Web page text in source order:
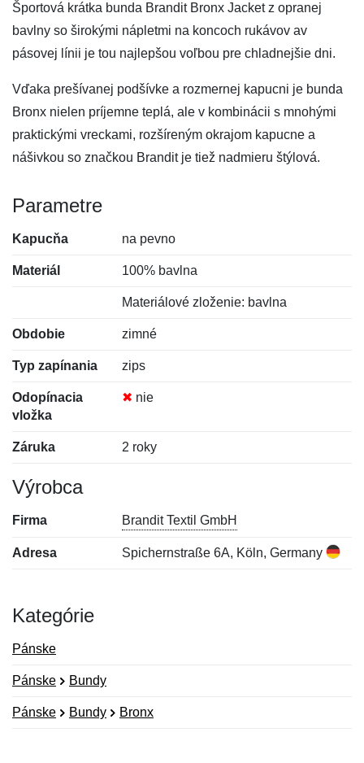
Športová krátka bunda Brandit Bronx Jacket z opranej
bavlny so širokými nápletmi na koncoch rukávov av
pásovej línii je tou najlepšou voľbou pre chladnejšie dni.
Vďaka prešívanej podšívke a rozmernej kapucni je bunda
Bronx nielen príjemne teplá, ale v kombinácii s mnohými
praktickými vreckami, rozšíreným okrajom kapucne a
nášivkou so značkou Brandit je tiež nadmieru štýlová.
Parametre
Kapucňa na pevno
Materiál 100% bavlna
Materiálové zloženie: bavlna
Obdobie zimné
Typ zapínania zips
Odopínacia
vložka
✖ nie
Záruka 2 roky
Výrobca
Firma Brandit Textil GmbH
Adresa Spichernstraße 6A, Köln, Germany
Kategórie
Pánske
Pánske Bundy
Pánske Bundy Bronx